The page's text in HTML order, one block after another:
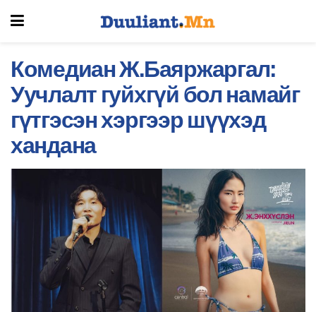
Комедиан Ж.Баяржаргал:
Уучлалт гуйхгүй бол намайг
гүтгэсэн хэргээр шүүхэд
хандана